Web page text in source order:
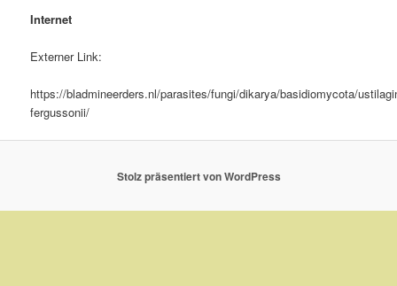
Internet
Externer Link:
https://bladmineerders.nl/parasites/fungi/dikarya/basidiomycota/
fergussonii/
Stolz präsentiert von WordPress